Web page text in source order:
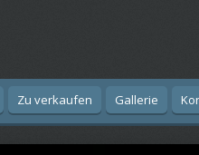
Zu verkaufen Gallerie